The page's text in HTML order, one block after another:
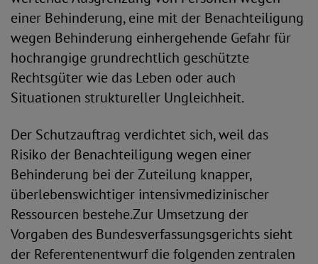
einer Behinderung, eine mit der Benachteiligung
wegen Behinderung einhergehende Gefahr für
hochrangige grundrechtlich geschützte
Rechtsgüter wie das Leben oder auch
Situationen struktureller Ungleichheit.
Der Schutzauftrag verdichtet sich, weil das
Risiko der Benachteiligung wegen einer
Behinderung bei der Zuteilung knapper,
überlebenswichtiger intensivmedizinischer
Ressourcen bestehe.Zur Umsetzung der
Vorgaben des Bundesverfassungsgerichts sieht
der Referentenentwurf die folgenden zentralen